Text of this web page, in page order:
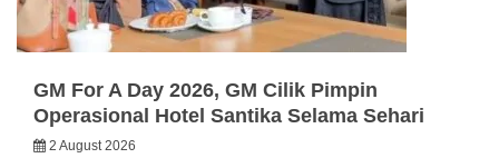
GM For A Day 2026, GM Cilik Pimpin
Operasional Hotel Santika Selama Sehari
2 August 2026